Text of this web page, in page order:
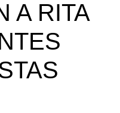
A RITA